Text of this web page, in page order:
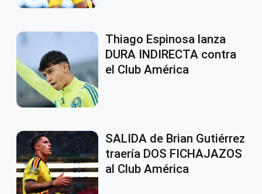
Thiago Espinosa lanza
DURA INDIRECTA contra
el Club América
SALIDA de Brian Gutiérrez
traería DOS FICHAJAZOS
al Club América